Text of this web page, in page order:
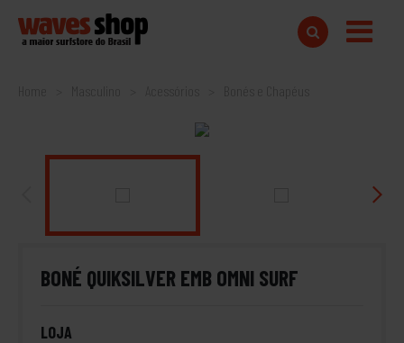
Home
BONÉ QUIKSILVER EMB OMNI SURF
LOJA